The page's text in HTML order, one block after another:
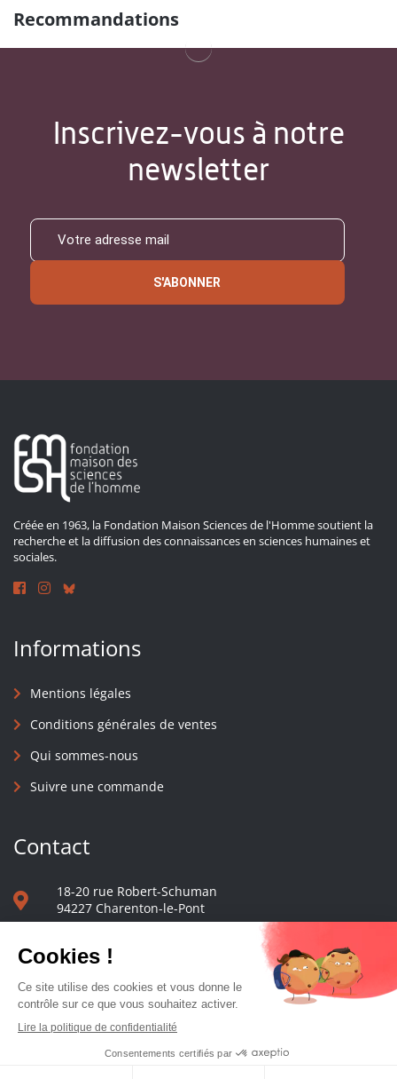
Recommandations
Inscrivez-vous à notre
newsletter
S'ABONNER
Créée en 1963, la Fondation Maison Sciences de l'Homme soutient la
recherche et la diffusion des connaissances en sciences humaines et
sociales.
Informations
Mentions légales
Conditions générales de ventes
Qui sommes-nous
Suivre une commande
Contact
18-20 rue Robert-Schuman
94227 Charenton-le-Pont